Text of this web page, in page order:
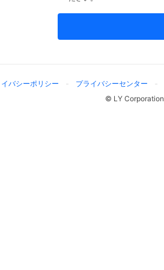
バシーポリシー プライバシーセンター
© LY Corporation